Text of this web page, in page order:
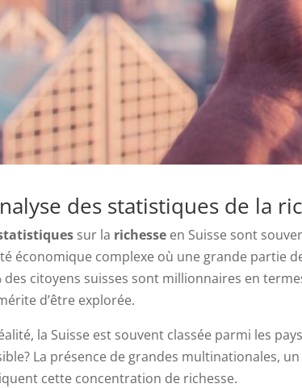
des statistiques de la
sur la richesse en Suisse sont
économique complexe où une grande partie
des citoyens suisses sont millionnaires en
d’être explorée.
la Suisse est souvent classée parmi les
La présence de grandes multinationales,
cette concentration de richesse.